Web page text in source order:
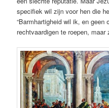
specifiek wil zijn voor hen die
“Barmhartigheid wil ik, en
rechtvaardigen te roepen, maar